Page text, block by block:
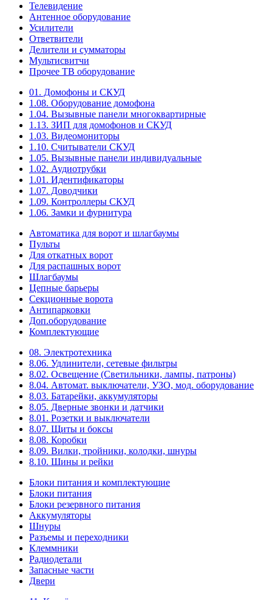
Телевидение
Антенное оборудование
Усилители
Ответвители
Делители и сумматоры
Мультисвитчи
Прочее ТВ оборудование
01. Домофоны и СКУД
1.08. Оборудование домофона
1.04. Вызывные панели многоквартирные
1.13. ЗИП для домофонов и СКУД
1.03. Видеомониторы
1.10. Считыватели СКУД
1.05. Вызывные панели индивидуальные
1.02. Аудиотрубки
1.01. Идентификаторы
1.07. Доводчики
1.09. Контроллеры СКУД
1.06. Замки и фурнитура
Автоматика для ворот и шлагбаумы
Пульты
Для откатных ворот
Для распашных ворот
Шлагбаумы
Цепные барьеры
Секционные ворота
Антипарковки
Доп.оборудование
Комплектующие
08. Электротехника
8.06. Удлинители, сетевые фильтры
8.02. Освещение (Светильники, лампы, патроны)
8.04. Автомат. выключатели, УЗО, мод. оборудование
8.03. Батарейки, аккумуляторы
8.05. Дверные звонки и датчики
8.01. Розетки и выключатели
8.07. Щиты и боксы
8.08. Коробки
8.09. Вилки, тройники, колодки, шнуры
8.10. Шины и рейки
Блоки питания и комплектующие
Блоки питания
Блоки резервного питания
Аккумуляторы
Шнуры
Разъемы и переходники
Клеммники
Радиодетали
Запасные части
Двери